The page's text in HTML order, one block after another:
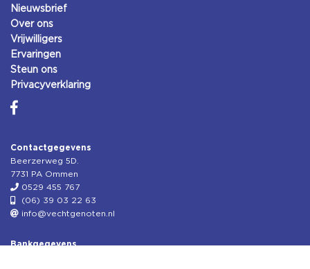
Nieuwsbrief
Over ons
Vrijwilligers
Ervaringen
Steun ons
Privacyverklaring
Contactgegevens
Beerzerweg 5D.
7731 PA Ommen
0529 455 767
(06) 39 03 22 63
info@vechtgenoten.nl
Bankgegevens